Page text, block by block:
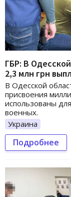
ГБР: В
2,3 млн грн
В Одесской
присвоения
использованы
военных.
Украина
Подробнее